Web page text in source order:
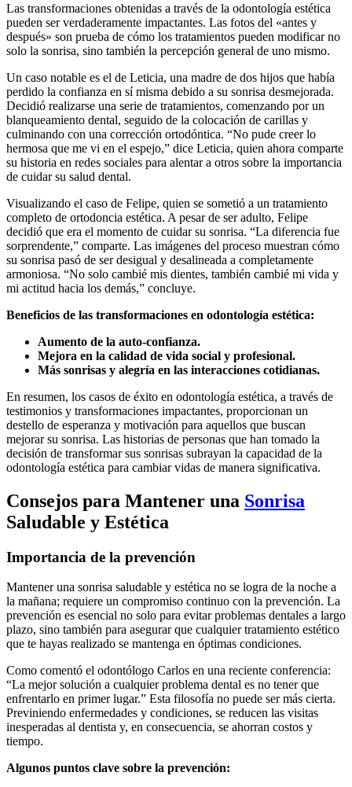
Las transformaciones obtenidas a través de la odontología estética
pueden ser verdaderamente impactantes. Las fotos del «antes y
después» son prueba de cómo los tratamientos pueden modificar no
solo la sonrisa, sino también la percepción general de uno mismo.
Un caso notable es el de Leticia, una madre de dos hijos que había
perdido la confianza en sí misma debido a su sonrisa desmejorada.
Decidió realizarse una serie de tratamientos, comenzando por un
blanqueamiento dental, seguido de la colocación de carillas y
culminando con una corrección ortodóntica. “No pude creer lo
hermosa que me vi en el espejo,” dice Leticia, quien ahora comparte
su historia en redes sociales para alentar a otros sobre la importancia
de cuidar su salud dental.
Visualizando el caso de Felipe, quien se sometió a un tratamiento
completo de ortodoncia estética. A pesar de ser adulto, Felipe
decidió que era el momento de cuidar su sonrisa. “La diferencia fue
sorprendente,” comparte. Las imágenes del proceso muestran cómo
su sonrisa pasó de ser desigual y desalineada a completamente
armoniosa. “No solo cambié mis dientes, también cambié mi vida y
mi actitud hacia los demás,” concluye.
Beneficios de las transformaciones en odontología estética:
Aumento de la auto-confianza.
Mejora en la calidad de vida social y profesional.
Más sonrisas y alegría en las interacciones cotidianas.
En resumen, los casos de éxito en odontología estética, a través de
testimonios y transformaciones impactantes, proporcionan un
destello de esperanza y motivación para aquellos que buscan
mejorar su sonrisa. Las historias de personas que han tomado la
decisión de transformar sus sonrisas subrayan la capacidad de la
odontología estética para cambiar vidas de manera significativa.
Consejos para Mantener una Sonrisa
Saludable y Estética
Importancia de la prevención
Mantener una sonrisa saludable y estética no se logra de la noche a
la mañana; requiere un compromiso continuo con la prevención. La
prevención es esencial no solo para evitar problemas dentales a largo
plazo, sino también para asegurar que cualquier tratamiento estético
que te hayas realizado se mantenga en óptimas condiciones.
Como comentó el odontólogo Carlos en una reciente conferencia:
“La mejor solución a cualquier problema dental es no tener que
enfrentarlo en primer lugar.” Esta filosofía no puede ser más cierta.
Previniendo enfermedades y condiciones, se reducen las visitas
inesperadas al dentista y, en consecuencia, se ahorran costos y
tiempo.
Algunos puntos clave sobre la prevención: